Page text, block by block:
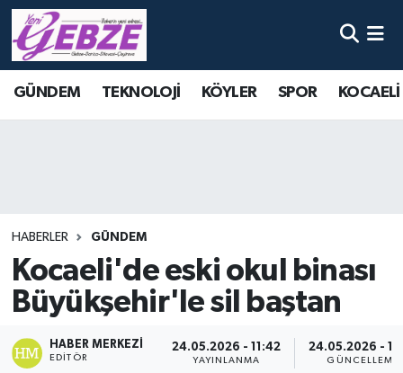
GÜNDEM TEKNOLOJİ KÖYLER SPOR
HABERLER GÜNDEM
Kocaeli'de eski okul binası
Büyükşehir'le sil baştan
HABER MERKEZI
EDITÖR
24.05.2026 - 11:42
YAYINLANMA
24.05.2026 -
GÜNCELLEME
Nöbetçi Eczaneler
Tüm Manşetler
Son Dakika Haberleri